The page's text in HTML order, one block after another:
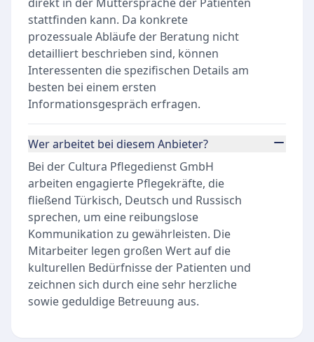
stattfinden kann. Da konkrete
prozessuale Abläufe der Beratung nicht
detailliert beschrieben sind, können
Interessenten die spezifischen Details am
besten bei einem ersten
Informationsgespräch erfragen.
Wer arbeitet bei diesem Anbieter?
Bei der Cultura Pflegedienst GmbH
arbeiten engagierte Pflegekräfte, die
fließend Türkisch, Deutsch und Russisch
sprechen, um eine reibungslose
Kommunikation zu gewährleisten. Die
Mitarbeiter legen großen Wert auf die
kulturellen Bedürfnisse der Patienten und
zeichnen sich durch eine sehr herzliche
sowie geduldige Betreuung aus.